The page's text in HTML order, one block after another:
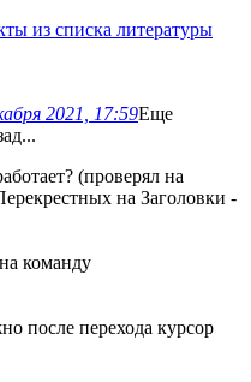
из списка литературы
2021, 17:59Еще
(проверял на
на Заголовки -
команду
после перехода курсор